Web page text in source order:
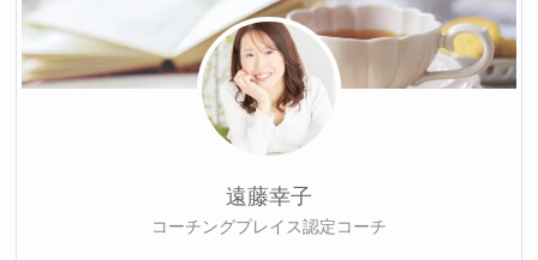
遠藤幸子
コーチングプレイス認定コーチ